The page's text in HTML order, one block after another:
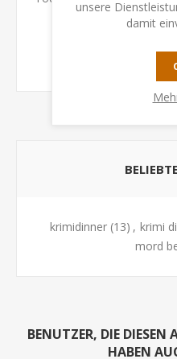
in den Wald und
krimidinner (13) , krimi
mord
BENUTZER, DIE DIESEN
HABEN
unsere
damit